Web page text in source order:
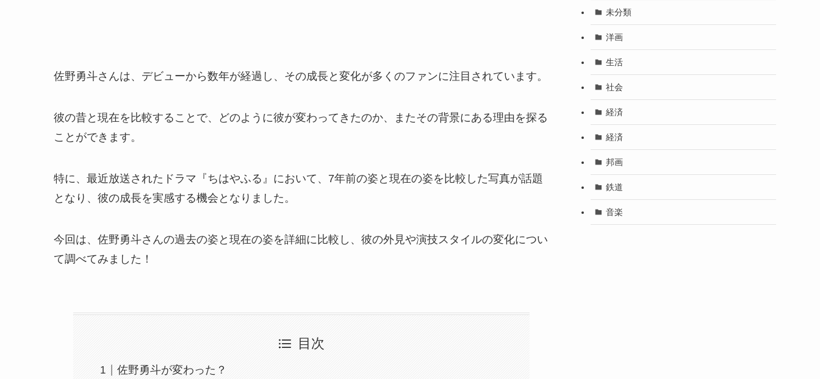
佐野勇斗さんは、デビューから数年が経過し、その成長と変化が多くのファンに注目されています。
彼の昔と現在を比較することで、どのように彼が変わってきたのか、またその背景にある理由を探る
ことができます。
特に、最近放送されたドラマ『ちはやふる』において、7年前の姿と現在の姿を比較した写真が話題
となり、彼の成長を実感する機会となりました。
今回は、佐野勇斗さんの過去の姿と現在の姿を詳細に比較し、彼の外見や演技スタイルの変化につい
て調べてみました！
目次
佐野勇斗が変わった？
未分類
洋画
生活
社会
経済
経済
邦画
鉄道
音楽